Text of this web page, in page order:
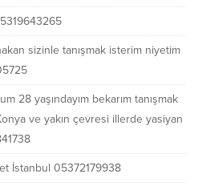
sizinle tanışmak isterim niyetim
28 yaşındayım bekarım tanışmak
ve yakın çevresi illerde yasiyan
İstanbul 05372179938